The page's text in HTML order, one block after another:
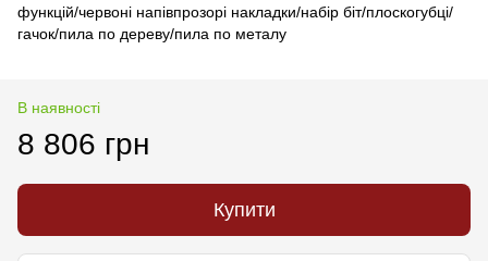
функцій/червоні напівпрозорі накладки/набір біт/плоскогубці/
гачок/пила по дереву/пила по металу
В наявності
8 806 грн
Купити